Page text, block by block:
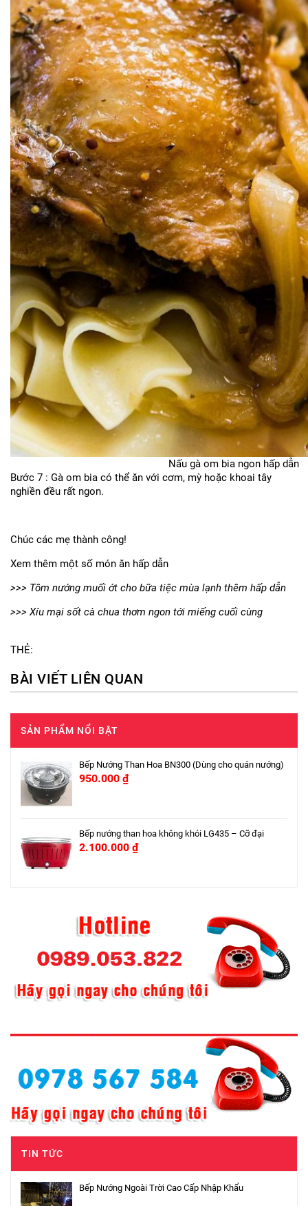
Nấu gà om bia ngon hấp dẫn
Bước 7 : Gà om bia có thể ăn với cơm, mỳ hoặc khoai tây
nghiền đều rất ngon.
Chúc các mẹ thành công!
Xem thêm một số món ăn hấp dẫn
>>> Tôm nướng muối ớt cho bữa tiệc mùa lạnh thêm hấp dẫn
>>> Xíu mại sốt cà chua thơm ngon tới miếng cuối cùng
THẺ:
BÀI VIẾT LIÊN QUAN
SẢN PHẨM NỔI BẬT
Bếp Nướng Than Hoa BN300 (Dùng cho quán nướng)
950.000 ₫
Bếp nướng than hoa không khói LG435 – Cỡ đại
2.100.000 ₫
TIN TỨC
Bếp Nướng Ngoài Trời Cao Cấp Nhập Khẩu